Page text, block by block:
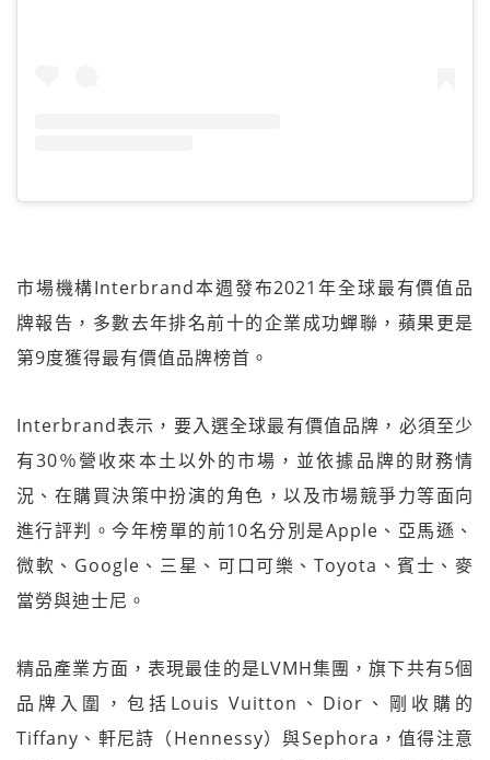
市場機構Interbrand本週發布2021年全球最有價值品
牌報告，多數去年排名前十的企業成功蟬聯，蘋果更是
第9度獲得最有價值品牌榜首。
Interbrand表示，要入選全球最有價值品牌，必須至少
有30％營收來本土以外的市場，並依據品牌的財務情
況、在購買決策中扮演的角色，以及市場競爭力等面向
進行評判。今年榜單的前10名分別是Apple、亞馬遜、
微軟、Google、三星、可口可樂、Toyota、賓士、麥
當勞與迪士尼。
精品產業方面，表現最佳的是LVMH集團，旗下共有5個
品牌入圍，包括Louis Vuitton、Dior、剛收購的
Tiffany、軒尼詩（Hennessy）與Sephora，值得注意